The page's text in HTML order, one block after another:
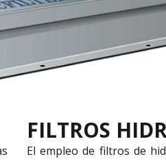
FILTROS
El empleo de filtros de